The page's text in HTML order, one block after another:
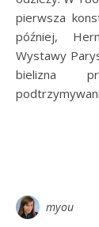
pierwsza
później,
Wystawy
bielizna
myou